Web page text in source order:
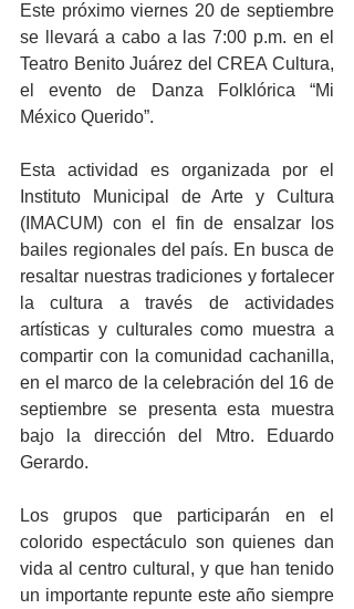
Este próximo viernes 20 de septiembre
se llevará a cabo a las 7:00 p.m. en el
Teatro Benito Juárez del CREA Cultura,
el evento de Danza Folklórica “Mi
México Querido”.
Esta actividad es organizada por el
Instituto Municipal de Arte y Cultura
(IMACUM) con el fin de ensalzar los
bailes regionales del país. En busca de
resaltar nuestras tradiciones y fortalecer
la cultura a través de actividades
artísticas y culturales como muestra a
compartir con la comunidad cachanilla,
en el marco de la celebración del 16 de
septiembre se presenta esta muestra
bajo la dirección del Mtro. Eduardo
Gerardo.
Los grupos que participarán en el
colorido espectáculo son quienes dan
vida al centro cultural, y que han tenido
un importante repunte este año siempre